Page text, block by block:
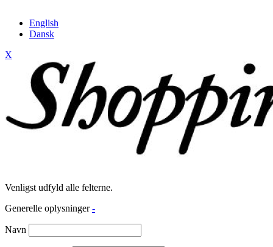
English
Dansk
X
Venligst udfyld alle felterne.
Generelle oplysninger -
Navn